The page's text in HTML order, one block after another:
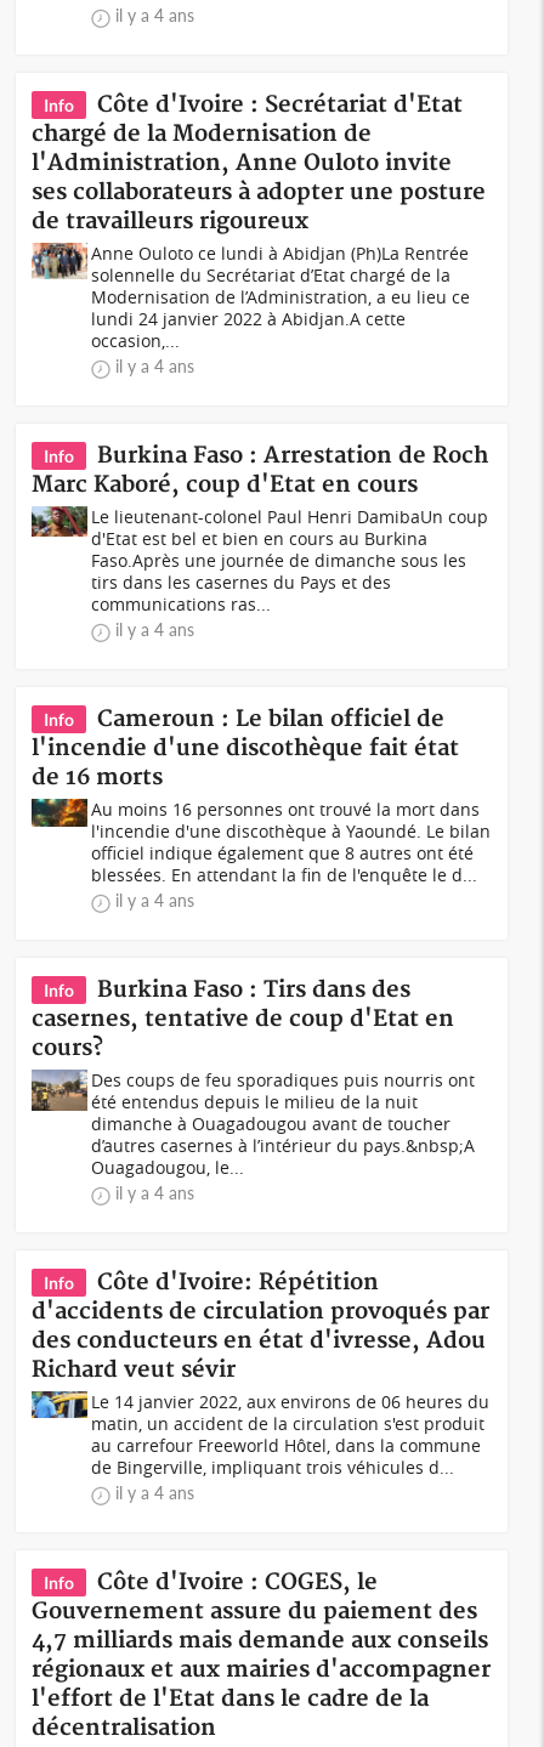
il y a 4 ans
Info
Côte d'Ivoire : Secrétariat d'Etat
chargé de la Modernisation de
l'Administration, Anne Ouloto invite
ses collaborateurs à adopter une posture
de travailleurs rigoureux
Anne Ouloto ce lundi à Abidjan (Ph)La Rentrée
solennelle du Secrétariat d’Etat chargé de la
Modernisation de l’Administration, a eu lieu ce
lundi 24 janvier 2022 à Abidjan.A cette
occasion,...
il y a 4 ans
Info
Burkina Faso : Arrestation de Roch
Marc Kaboré, coup d'Etat en cours
Le lieutenant-colonel Paul Henri DamibaUn coup
d'Etat est bel et bien en cours au Burkina
Faso.Après une journée de dimanche sous les
tirs dans les casernes du Pays et des
communications ras...
il y a 4 ans
Info
Cameroun : Le bilan officiel de
l'incendie d'une discothèque fait état
de 16 morts
Au moins 16 personnes ont trouvé la mort dans
l'incendie d'une discothèque à Yaoundé. Le bilan
officiel indique également que 8 autres ont été
blessées. En attendant la fin de l'enquête le d...
il y a 4 ans
Info
Burkina Faso : Tirs dans des
casernes, tentative de coup d'Etat en
cours?
Des coups de feu sporadiques puis nourris ont
été entendus depuis le milieu de la nuit
dimanche à Ouagadougou avant de toucher
d’autres casernes à l’intérieur du pays.&nbsp;A
Ouagadougou, le...
il y a 4 ans
Info
Côte d'Ivoire: Répétition
d'accidents de circulation provoqués par
des conducteurs en état d'ivresse, Adou
Richard veut sévir
Le 14 janvier 2022, aux environs de 06 heures du
matin, un accident de la circulation s'est produit
au carrefour Freeworld Hôtel, dans la commune
de Bingerville, impliquant trois véhicules d...
il y a 4 ans
Info
Côte d'Ivoire : COGES, le
Gouvernement assure du paiement des
4,7 milliards mais demande aux conseils
régionaux et aux mairies d'accompagner
l'effort de l'Etat dans le cadre de la
décentralisation